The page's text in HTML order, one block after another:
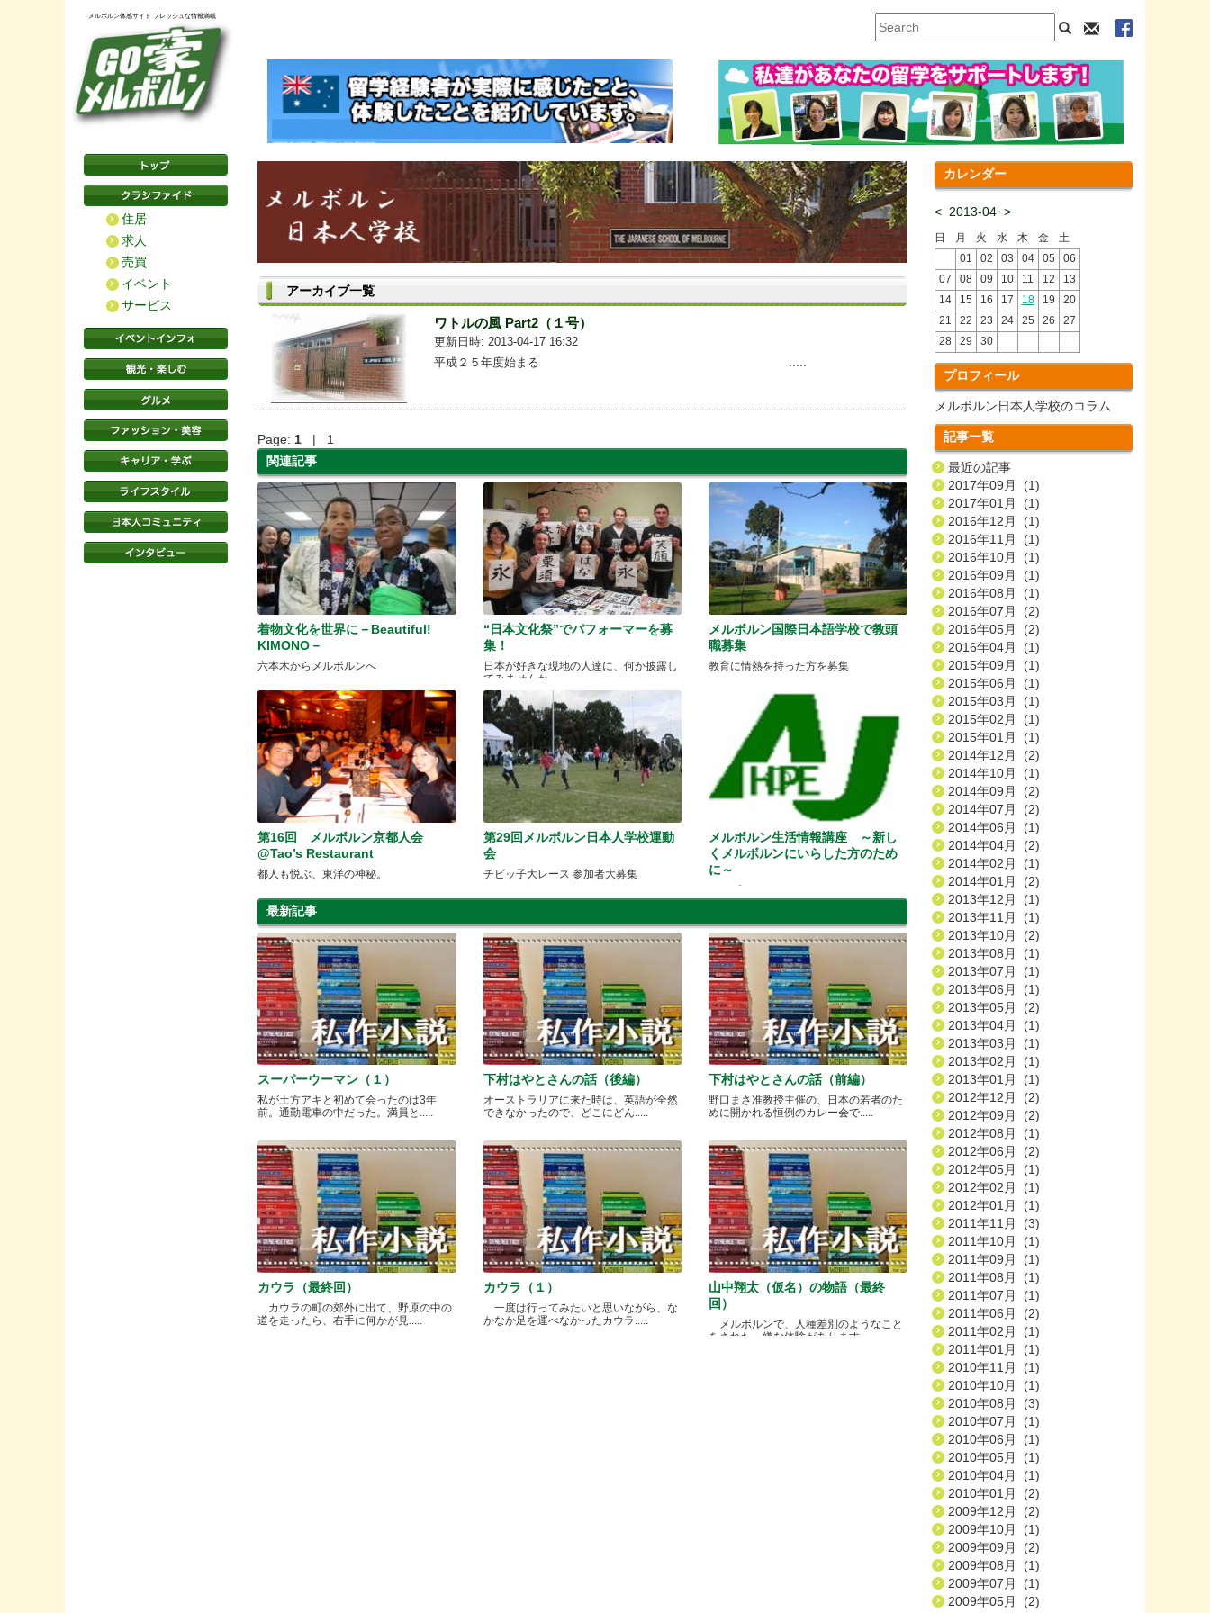
メルボルン体感サイト フレッシュな情報満載
住居
求人
売買
イベント
サービス
アーカイブ一覧
ワトルの風 Part2（１号）
更新日時: 2013-04-17 16:32
平成２５年度始まる .....
Page: 1 | 1
関連記事
着物文化を世界に－Beautiful!
KIMONO－
六本木からメルボルンへ
“日本文化祭”でパフォーマーを募
集！
日本が好きな現地の人達に、何か披露し
てみませんか。
メルボルン国際日本語学校で教頭
職募集
教育に情熱を持った方を募集
第16回 メルボルン京都人会
@Tao’s Restaurant
都人も悦ぶ、東洋の神秘。
第29回メルボルン日本人学校運動
会
チビッ子大レース 参加者大募集
メルボルン生活情報講座 ～新し
くメルボルンにいらした方のため
に～
ホープコネクション・カルチャースクー
ル
最新記事
スーパーウーマン（１）
私が土方アキと初めて会ったのは3年
前。通勤電車の中だった。満員と.....
下村はやとさんの話（後編）
オーストラリアに来た時は、英語が全然
できなかったので、どこにどん.....
下村はやとさんの話（前編）
野口まさ准教授主催の、日本の若者のた
めに開かれる恒例のカレー会で.....
カウラ（最終回）
カウラの町の郊外に出て、野原の中の
道を走ったら、右手に何かが見.....
カウラ（１）
一度は行ってみたいと思いながら、な
かなか足を運べなかったカウラ.....
山中翔太（仮名）の物語（最終
回）
メルボルンで、人種差別のようなこと
をされた、嫌な体験があります.....
カレンダー
< 2013-04 >
日 月 火 水 木 金
土
01
02 03 04 05
06
07
08 09 10 11 12
13
14
15 16 17 18 19
20
21
22 23 24 25 26
27
28
29 30
プロフィール
メルボルン日本人学校のコラム
記事一覧
最近の記事
2017年09月 (1)
2017年01月 (1)
2016年12月 (1)
2016年11月 (1)
2016年10月 (1)
2016年09月 (1)
2016年08月 (1)
2016年07月 (2)
2016年05月 (2)
2016年04月 (1)
2015年09月 (1)
2015年06月 (1)
2015年03月 (1)
2015年02月 (1)
2015年01月 (1)
2014年12月 (2)
2014年10月 (1)
2014年09月 (2)
2014年07月 (2)
2014年06月 (1)
2014年04月 (2)
2014年02月 (1)
2014年01月 (2)
2013年12月 (1)
2013年11月 (1)
2013年10月 (2)
2013年08月 (1)
2013年07月 (1)
2013年06月 (1)
2013年05月 (2)
2013年04月 (1)
2013年03月 (1)
2013年02月 (1)
2013年01月 (1)
2012年12月 (2)
2012年09月 (2)
2012年08月 (1)
2012年06月 (2)
2012年05月 (1)
2012年02月 (1)
2012年01月 (1)
2011年11月 (3)
2011年10月 (1)
2011年09月 (1)
2011年08月 (1)
2011年07月 (1)
2011年06月 (2)
2011年02月 (1)
2011年01月 (1)
2010年11月 (1)
2010年10月 (1)
2010年08月 (3)
2010年07月 (1)
2010年06月 (1)
2010年05月 (1)
2010年04月 (1)
2010年01月 (2)
2009年12月 (2)
2009年10月 (1)
2009年09月 (2)
2009年08月 (1)
2009年07月 (1)
2009年05月 (2)